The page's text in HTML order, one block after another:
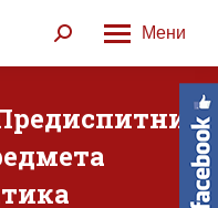
Мени
Search: